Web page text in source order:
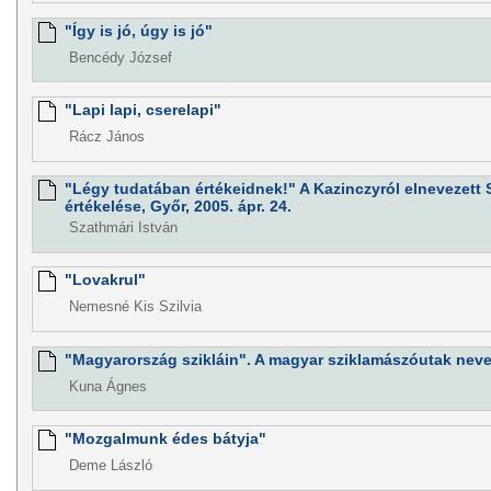
"Így is jó, úgy is jó"
Bencédy József
"Lapi lapi, cserelapi"
Rácz János
"Légy tudatában értékeidnek!" A Kazinczyról elnevezett
értékelése, Győr, 2005. ápr. 24.
Szathmári István
"Lovakrul"
Nemesné Kis Szilvia
"Magyarország szikláin". A magyar sziklamászóutak
Kuna Ágnes
"Mozgalmunk édes bátyja"
Deme László